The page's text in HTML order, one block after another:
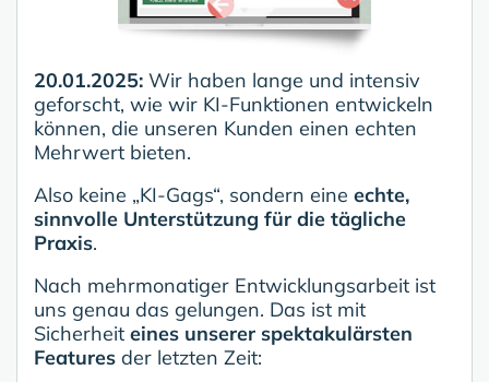
20.01.2025: Wir haben lange und intensiv
geforscht, wie wir KI-Funktionen entwickeln
können, die unseren Kunden einen echten
Mehrwert bieten.
Also keine „KI-Gags“, sondern eine echte,
sinnvolle Unterstützung für die tägliche
Praxis.
Nach mehrmonatiger Entwicklungsarbeit ist
uns genau das gelungen. Das ist mit
Sicherheit eines unserer spektakulärsten
Features der letzten Zeit: